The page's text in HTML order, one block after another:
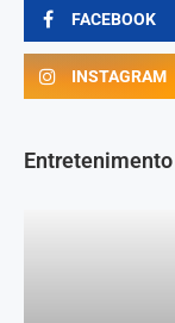
FACEBOOK
INSTAGRAM
Entretenimento